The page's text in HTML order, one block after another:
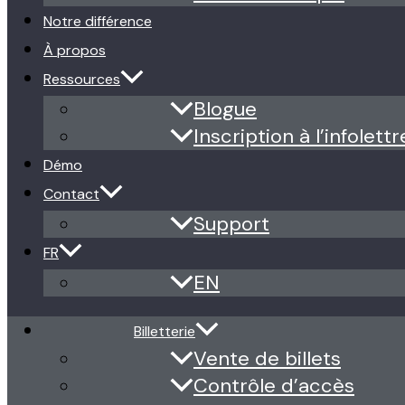
Notre différence
À propos
Ressources
Blogue
Inscription à
Démo
Contact
Support
FR
EN
Billetterie
Vente de billets
Contrôle d’accès